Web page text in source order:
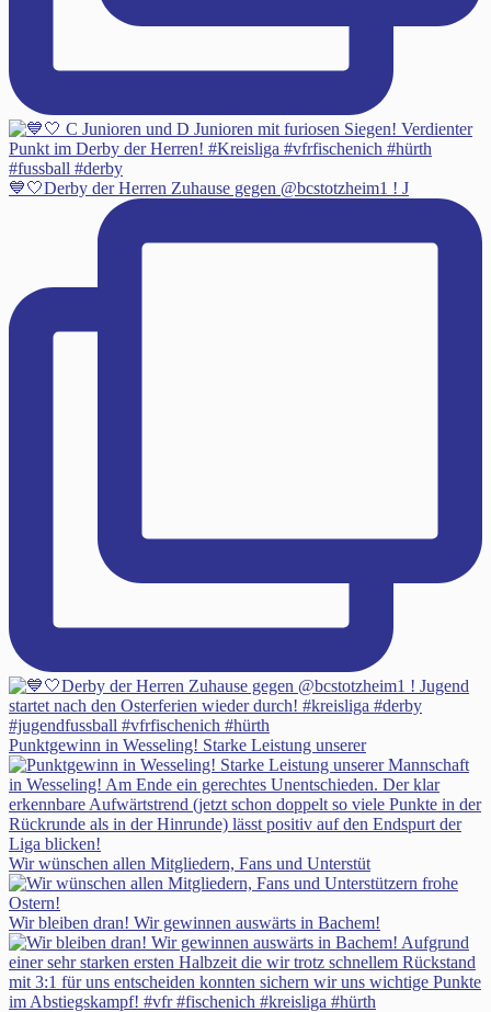
💙🤍Derby der Herren Zuhause gegen @bcstotzheim1 ! J
Punktgewinn in Wesseling! Starke Leistung unserer
Wir wünschen allen Mitgliedern, Fans und Unterstüt
Wir bleiben dran! Wir gewinnen auswärts in Bachem!